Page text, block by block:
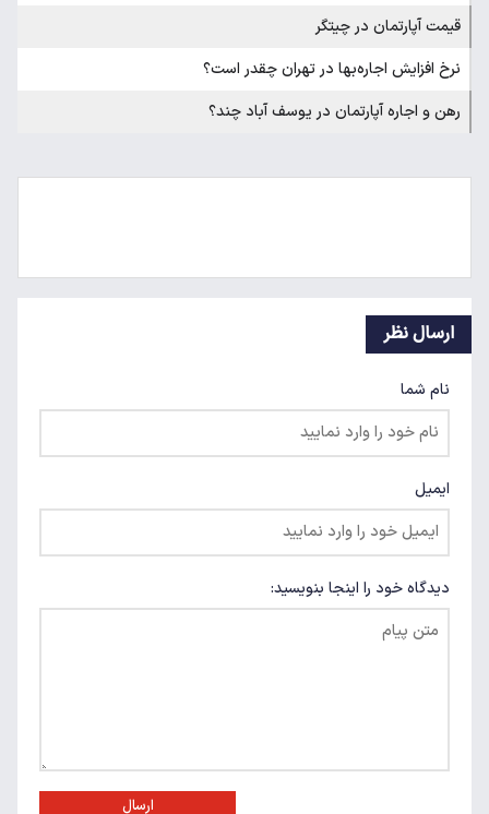
قیمت آپارتمان در چیتگر
نرخ افزایش اجاره‌بها در تهران چقدر است؟
رهن و اجاره آپارتمان در یوسف آباد چند؟
ارسال نظر
نام شما
ایمیل
دیدگاه خود را اینجا بنویسید:
ارسال